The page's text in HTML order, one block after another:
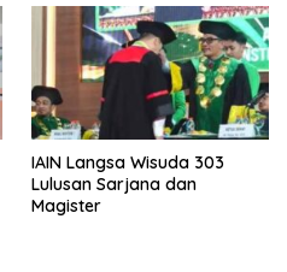
IAIN Langsa Wisuda 303
Lulusan Sarjana dan
Magister